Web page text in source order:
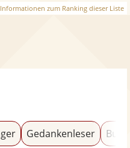
Informationen zum Ranking dieser Liste
Gedankenleser